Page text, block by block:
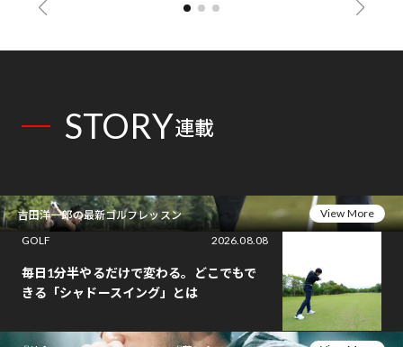
STORY連載
吉田洋一郎の最新ゴルフレッスン
View More
GOLF
2026.08.08
毎日1分半やるだけで変わる。どこでもで
きる「シャドースイング」とは